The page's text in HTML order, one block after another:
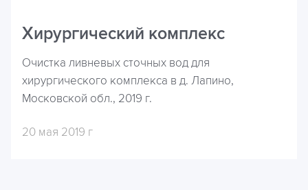
Хирургический комплекс
Очистка ливневых сточных вод для
хирургического комплекса в д. Лапино,
Московской обл., 2019 г.
20 мая 2019 г